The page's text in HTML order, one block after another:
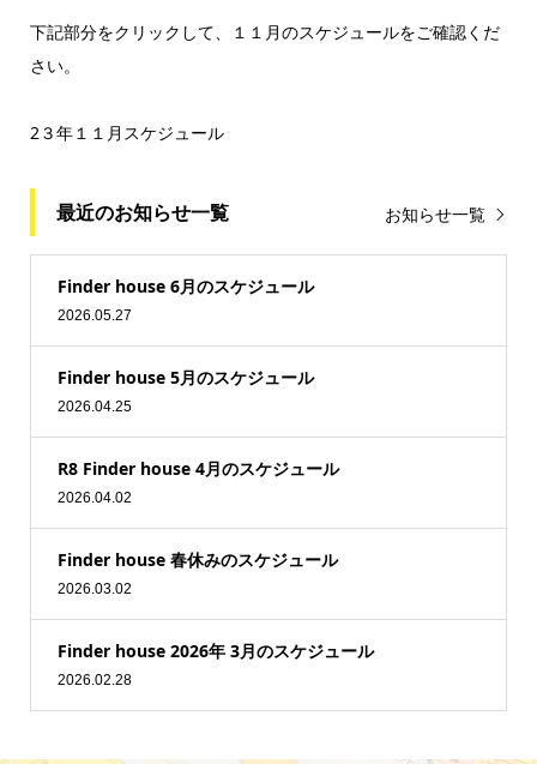
下記部分をクリックして、１１月のスケジュールをご確認くだ
さい。
2３年１１月スケジュール
最近のお知らせ一覧 お知らせ一覧
Finder house 6月のスケジュール
2026.05.27
Finder house 5月のスケジュール
2026.04.25
R8 Finder house 4月のスケジュール
2026.04.02
Finder house 春休みのスケジュール
2026.03.02
Finder house 2026年 3月のスケジュール
2026.02.28